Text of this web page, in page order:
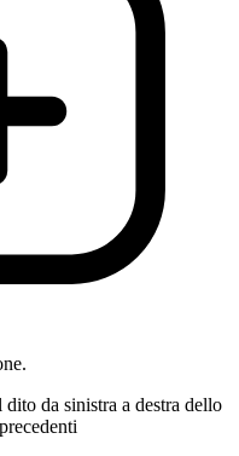
da sinistra a destra dello